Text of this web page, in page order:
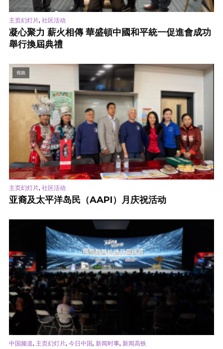
主页幻灯片, 社区活动
凝心聚力 薪火相傳 華盛頓中國和平統一促進會成功
舉行換屆典禮
视频
主页幻灯片, 社区活动
亚裔及太平洋岛民（AAPI）月庆祝活动
中国频道, 主页幻灯片, 今日中国, 新闻时事, 新闻高铁